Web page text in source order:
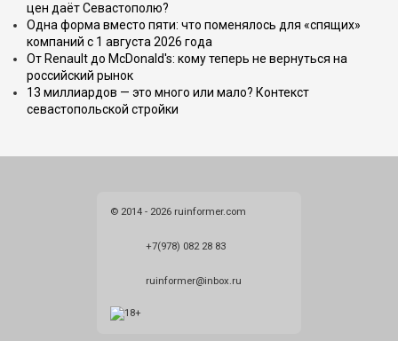
цен даёт Севастополю?
Одна форма вместо пяти: что поменялось для «спящих»
компаний с 1 августа 2026 года
От Renault до McDonald's: кому теперь не вернуться на
российский рынок
13 миллиардов — это много или мало? Контекст
севастопольской стройки
© 2014 - 2026 ruinformer.com
+7(978) 082 28 83
ruinformer@inbox.ru